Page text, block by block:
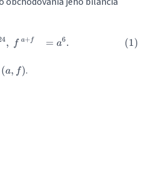
\begin{align}
, f a+f = a6.
(a,
f)
(a, f).